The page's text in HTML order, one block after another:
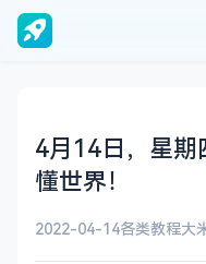
4月14日，星
懂世界！
2022-04-14各类教程大